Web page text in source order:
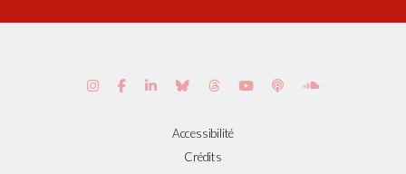
Accessibilité
Crédits